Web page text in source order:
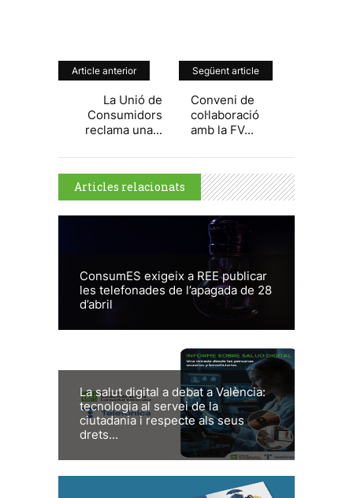
Article anterior
La Unió de
Consumidors
reclama una...
Següent article
Conveni de
col·laboració
amb la FV...
Articles relacionats
ConsumES exigeix a REE publicar
les telefonades de l’apagada de 28
d’abril
La salut digital a debat a València:
tecnologia al servei de la
ciutadania i respecte als seus
drets...